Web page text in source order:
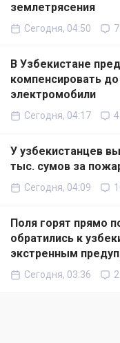
землетрясения
Сегодня, 04:50 7
В Узбекистане
компенсировать
электромобили
Сегодня, 04:17 4
У узбекистанцев
тыс. сумов за
Сегодня, 04:09
Поля горят прямо
обратились к
экстренным
Сегодня, 03:36 2